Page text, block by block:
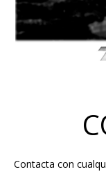
Contacta con